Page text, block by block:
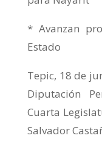
* Avanzan
Estado
Tepic, 18 de
Diputación
Cuarta
Salvador